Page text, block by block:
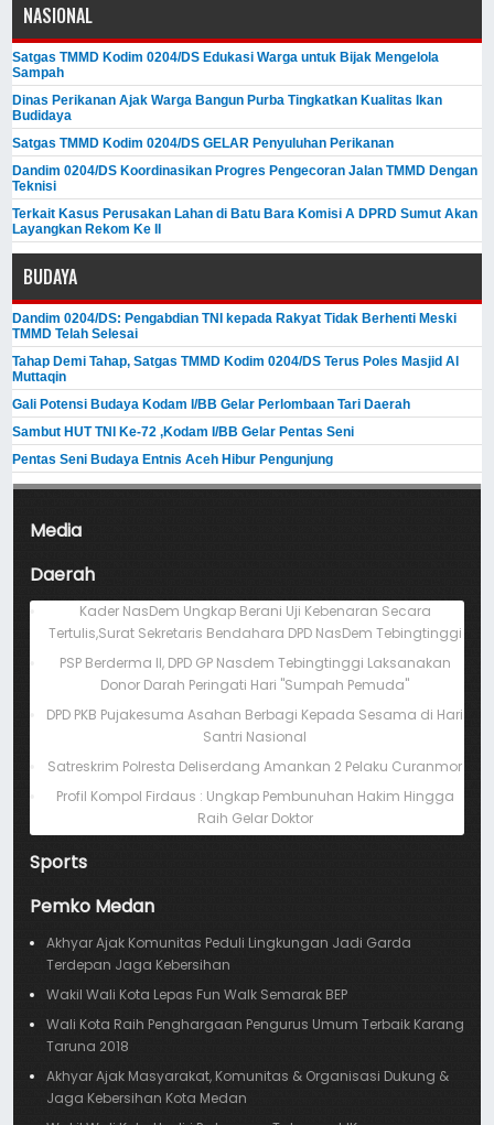
NASIONAL
Satgas TMMD Kodim 0204/DS Edukasi Warga untuk Bijak Mengelola
Sampah
Dinas Perikanan Ajak Warga Bangun Purba Tingkatkan Kualitas Ikan
Budidaya
Satgas TMMD Kodim 0204/DS GELAR Penyuluhan Perikanan
Dandim 0204/DS Koordinasikan Progres Pengecoran Jalan TMMD Dengan
Teknisi
Terkait Kasus Perusakan Lahan di Batu Bara Komisi A DPRD Sumut Akan
Layangkan Rekom Ke II
BUDAYA
Dandim 0204/DS: Pengabdian TNI kepada Rakyat Tidak Berhenti Meski ​
TMMD Telah Selesai
Tahap Demi Tahap, Satgas TMMD Kodim 0204/DS Terus Poles Masjid Al
Muttaqin
Gali Potensi Budaya Kodam I/BB Gelar Perlombaan Tari Daerah
Sambut HUT TNI Ke-72 ,Kodam I/BB Gelar Pentas Seni
Pentas Seni Budaya Entnis Aceh Hibur Pengunjung
Media
Daerah
Kader NasDem Ungkap Berani Uji Kebenaran Secara
Tertulis,Surat Sekretaris Bendahara DPD NasDem Tebingtinggi
PSP Berderma II, DPD GP Nasdem Tebingtinggi Laksanakan
Donor Darah Peringati Hari "Sumpah Pemuda"
DPD PKB Pujakesuma Asahan Berbagi Kepada Sesama di Hari
Santri Nasional
Satreskrim Polresta Deliserdang Amankan 2 Pelaku Curanmor
Profil Kompol Firdaus : Ungkap Pembunuhan Hakim Hingga
Raih Gelar Doktor
Sports
Pemko Medan
Akhyar Ajak Komunitas Peduli Lingkungan Jadi Garda
Terdepan Jaga Kebersihan
Wakil Wali Kota Lepas Fun Walk Semarak BEP
Wali Kota Raih Penghargaan Pengurus Umum Terbaik Karang
Taruna 2018
Akhyar Ajak Masyarakat, Komunitas & Organisasi Dukung &
Jaga Kebersihan Kota Medan